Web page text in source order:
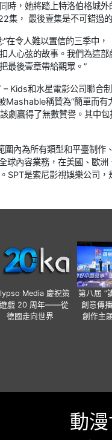
時，她將踏上特洛伯格城
集， 最後壹集是不可錯過
在令人難以置信的三季中
人心弦的故事。我們為這
最後壹章帶給觀眾。”
Kids和水星電影公司聯合
稱贊為“簡單而有
贏得了無數贊譽。其中
內為所有類型和平臺制作
球內容業務，在美國、歐
是索尼影視娛樂公司，
Media 慶祝策
戲 20 周年——從
德國走向世界
第八屆 “
創意傳
創作主
動